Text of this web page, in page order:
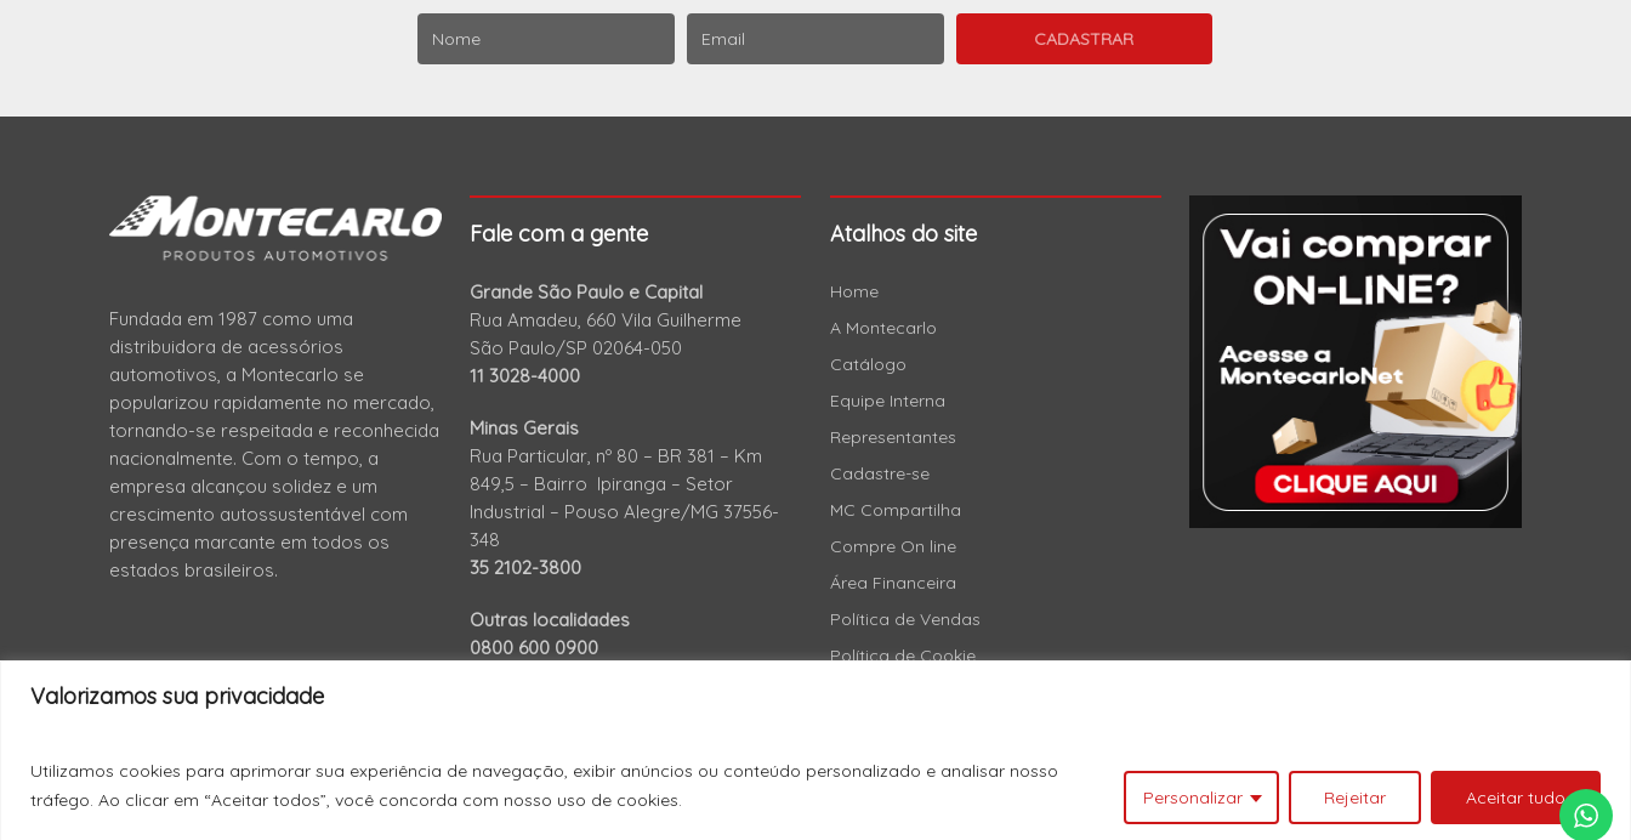
Valorizamos sua privacidade
Utilizamos cookies para aprimorar sua experiência de navegação, exibir anúncios ou conteúdo personalizado e analisar nosso
tráfego. Ao clicar em “Aceitar todos”, você concorda com nosso uso de cookies.
Personalizar Rejeitar Aceitar tudo
Ver Catálogo
Fundada em 1987 como uma
distribuidora de acessórios
automotivos, a Montecarlo se
popularizou rapidamente no mercado,
tornando-se respeitada e reconhecida
nacionalmente. Com o tempo, a
empresa alcançou solidez e um
crescimento autossustentável com
presença marcante em todos os
estados brasileiros.
Fale com a gente
Grande São Paulo e Capital
Rua Amadeu, 660 Vila Guilherme
São Paulo/SP 02064-050
11 3028-4000
Minas Gerais
Rua Particular, nº 80 – BR 381 – Km
849,5 – Bairro Ipiranga – Setor
Industrial – Pouso Alegre/MG 37556-
348
35 2102-3800
Outras localidades
0800 600 0900
Atalhos do site
Home
A Montecarlo
Catálogo
Equipe Interna
Representantes
Cadastre-se
MC Compartilha
Compre On line
Área Financeira
Política de Vendas
Política de Cookie
facebook
linkedinyoutubeinstagram